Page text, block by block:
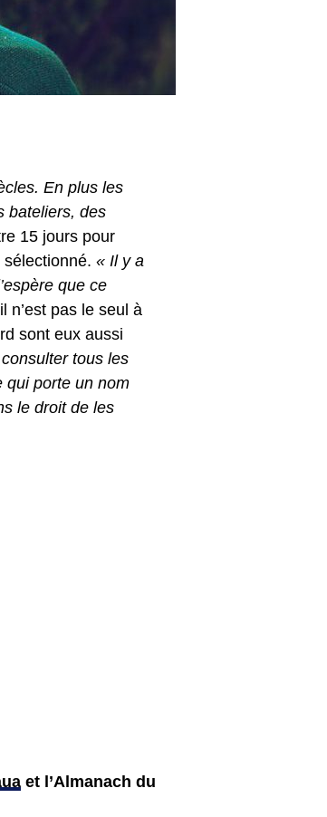
En plus les
bateliers, des
15 jours pour
« Il y a
que ce
n’est pas le seul à
sont eux aussi
tous les
qui porte un nom
le droit de les
et l’Almanach du